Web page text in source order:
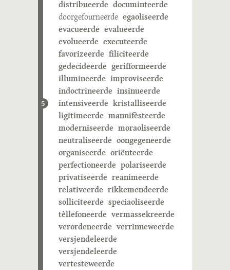
5
distribueerde documinteerde
doorgefourneerde egaoliseerde
evacueerde evalueerde
evolueerde executeerde
favorizeerde filiciteerde
gedecideerde gerifformeerde
illumineerde improviseerde
indoctrineerde insinueerde
intensiveerde kristalliseerde
ligitimeerde mannifèsteerde
moderniseerde moraoliseerde
neutraliseerde oongegeneerde
organiseerde oriënteerde
perfectioneerde polariseerde
privatiseerde reanimeerde
relativeerde rikkemendeerde
solliciteerde speciaoliseerde
tèllefoneerde vermassekreerde
verordeneerde verrinneweerde
versjendeleerde
versjendeleerde
vertesteweerde